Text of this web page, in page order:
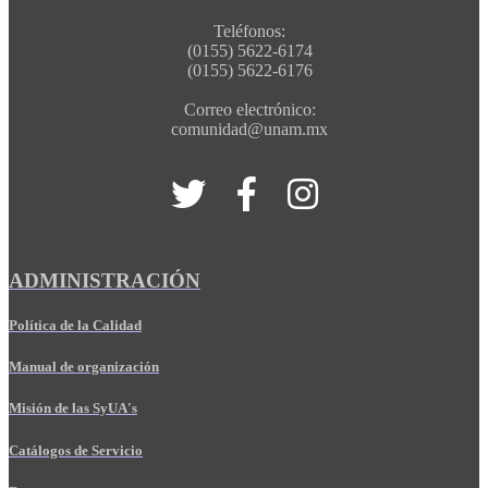
Teléfonos:
(0155) 5622-6174
(0155) 5622-6176
Correo electrónico:
comunidad@unam.mx
ADMINISTRACIÓN
Política de la Calidad
Manual de organización
Misión de las SyUA's
Catálogos de Servicio